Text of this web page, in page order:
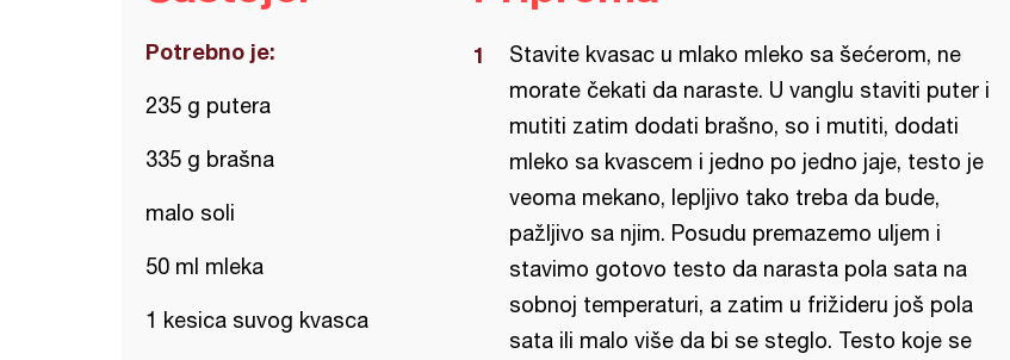
Potrebno je:
235 g putera
335 g brašna
malo soli
50 ml mleka
1 kesica suvog kvasca
Stavite kvasac u mlako mleko sa šećerom, ne
morate čekati da naraste. U vanglu staviti puter i
mutiti zatim dodati brašno, so i mutiti, dodati
mleko sa kvascem i jedno po jedno jaje, testo je
veoma mekano, lepljivo tako treba da bude,
pažljivo sa njim. Posudu premazemo uljem i
stavimo gotovo testo da narasta pola sata na
sobnoj temperaturi, a zatim u frižideru još pola
sata ili malo više da bi se steglo. Testo koje se